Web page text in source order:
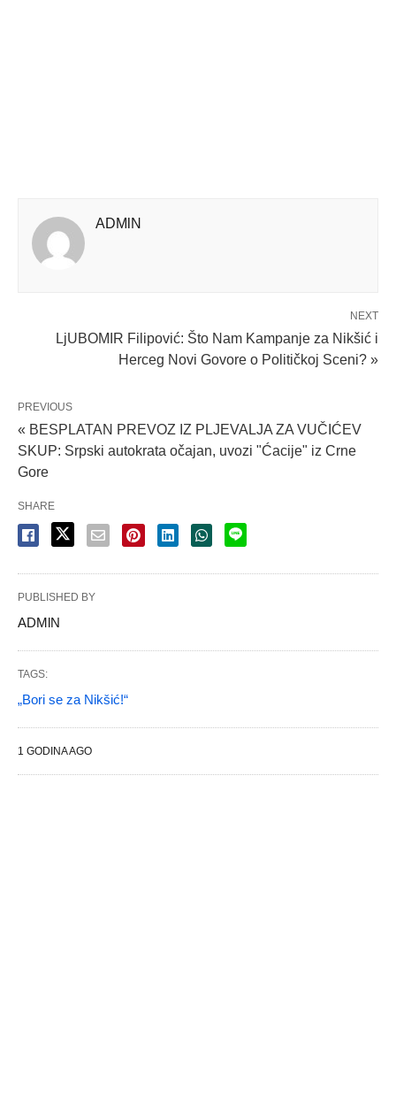
ADMlN
NEXT
LjUBOMIR Filipović: Što Nam Kampanje za Nikšić i
Herceg Novi Govore o Političkoj Sceni? »
PREVIOUS
« BESPLATAN PREVOZ IZ PLJEVALJA ZA VUČIĆEV
SKUP: Srpski autokrata očajan, uvozi "Ćacije" iz Crne
Gore
SHARE
PUBLISHED BY
ADMlN
TAGS:
„Bori se za Nikšić!“
1 GODINA AGO